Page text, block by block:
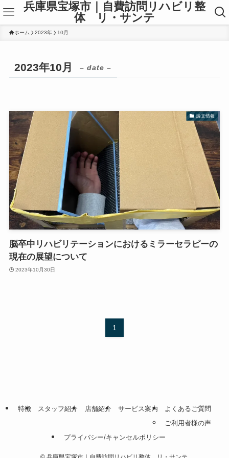
兵庫県宝塚市｜自費訪問リハビリ整
体 リ・サンテ
ホーム 2023年 10月
2023年10月 – date –
論文情報
脳卒中リハビリテーションにおけるミラーセラピーの
現在の展望について
2023年10月30日
1
特徴 スタッフ紹介 店舗紹介 サービス案内
よくあるご質問
ご利用者様の声
プライバシー/キャンセルポリシー